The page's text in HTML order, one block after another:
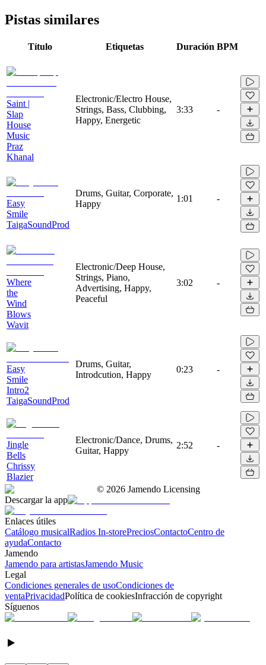
Pistas similares
Título Etiquetas Duración BPM
Saint |
Slap
House
Music
Praz
Khanal
Electronic/Electro House,
Strings, Bass, Clubbing,
Happy, Energetic
3:33 -
Easy
Smile
TaigaSoundProd
Drums, Guitar, Corporate,
Happy
1:01 -
Where
the
Wind
Blows
Wavit
Electronic/Deep House,
Strings, Piano,
Advertising, Happy,
Peaceful
3:02 -
Easy
Smile
Intro2
TaigaSoundProd
Drums, Guitar,
Introdcution, Happy
0:23 -
Jingle
Bells
Chrissy
Blazier
Electronic/Dance, Drums,
Guitar, Happy
2:52 -
© 2026 Jamendo Licensing
Descargar la app
Enlaces útiles
Catálogo musicalRadios In-storePreciosContactoCentro de
ayudaContacto
Jamendo
Jamendo para artistasJamendo Music
Legal
Condiciones generales de usoCondiciones de
ventaPrivacidadPolítica de cookiesInfracción de copyright
Síguenos